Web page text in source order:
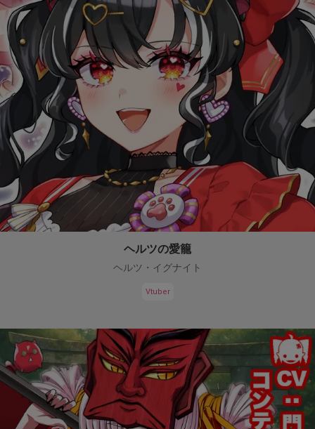
ヘルツの愛籠
ヘルツ・イグナイト
Vtuber